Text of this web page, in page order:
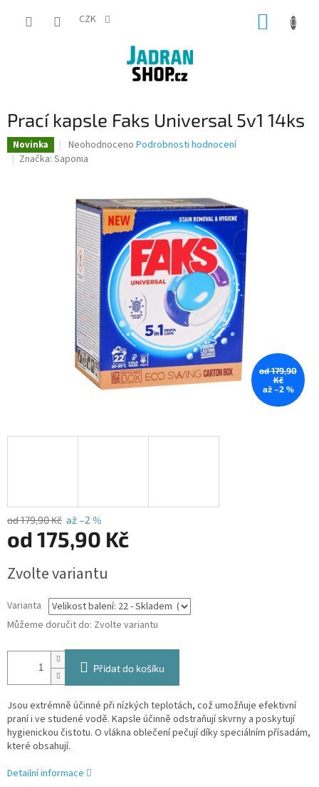
CZK
Prací kapsle Faks Universal 5v1 14ks
Novinka
Průměrné
hodnocení
0,0
hvězdiček.
Neohodnoceno Podrobnosti hodnocení
Značka: Saponia
od 179,90
Kč
až –2 %
od 179,90 Kč až –2 %
od 175,90 Kč
cena:
Zvolte variantu
Varianta
Můžeme doručit do: Zvolte variantu
Přidat do košíku
Jsou extrémně účinné při nízkých teplotách, což umožňuje efektivní
praní i ve studené vodě. Kapsle účinně odstraňují skvrny a poskytují
hygienickou čistotu. O vlákna oblečení pečují díky speciálním přísadám,
které obsahují.
Detailní informace